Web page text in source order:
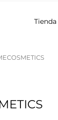
Tienda